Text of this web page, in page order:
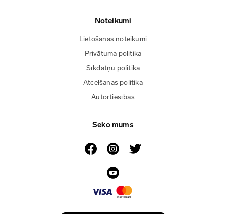
Noteikumi
Lietošanas noteikumi
Privātuma politika
Sīkdatņu politika
Atcelšanas politika
Autortiesības
Seko mums